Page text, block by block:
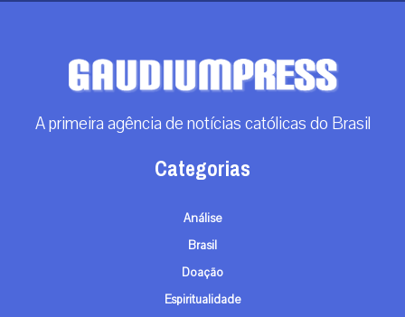
A primeira agência de notícias católicas do Brasil
Categorias
Análise
Brasil
Doação
Espiritualidade